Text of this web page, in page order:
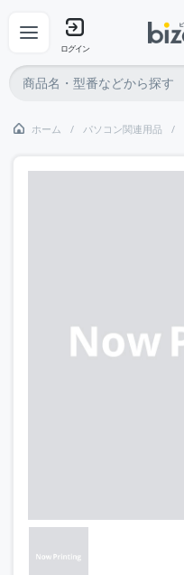
ログイン
ホーム パソコン関連用品